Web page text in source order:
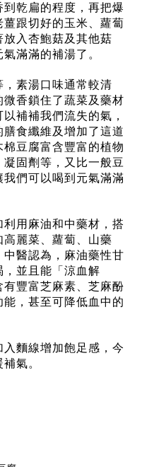
乾扁的程度，再把爆
跟切好的玉米、蘿蔔
放入杏鮑菇及其他菇
滿滿的補湯了。
素湯口味通常較清
香鎖住了蔬菜及藥材
補補我們流失的氣，
食纖維及增加了這道
豆腐富含豐富的植物
固劑等，又比一般豆
們可以喝到元氣滿滿
用麻油和中藥材，搭
麗菜、蘿蔔、山藥
醫認為，麻油藥性甘
並且能「涼血解
豐富芝麻素、芝麻酚
，甚至可降低血中的
麵線增加飽足感，今
氣。